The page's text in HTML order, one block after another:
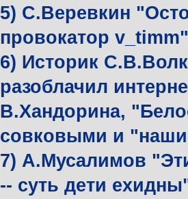
5) С.Веревкин
провокатор v_timm"
6) Историк
разоблачил
В.Хандорина,
совковыми и
7) А.Мусалимов
-- суть дети